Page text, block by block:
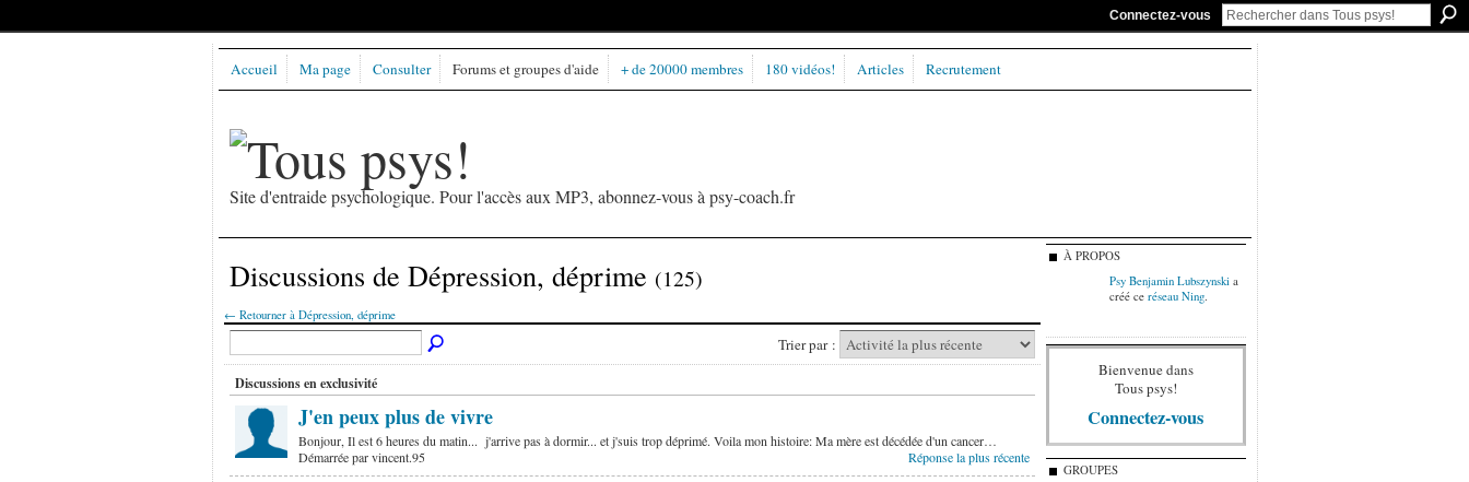
Connectez-vous
Site d'entraide psychologique. Pour l'accès aux MP3, abonnez-vous à psy-coach.fr
Accueil Ma page Consulter Forums et groupes d'aide + de 20000 membres 180 vidéos! Articles Recrutement
Discussions de Dépression, déprime (125)
← Retourner à Dépression, déprime
Trier par :
Discussions en exclusivité
J'en peux plus de vivre
Bonjour, Il est 6 heures du matin... j'arrive pas à dormir... et j'suis trop déprimé. Voila mon histoire: Ma mère est décédée d'un cancer…
Démarrée par vincent.95
Réponse la plus récente
À PROPOS
Psy Benjamin Lubszynskia
créé ce réseau Ning.
Bienvenue dans
Tous psys!
Connectez-vous
GROUPES